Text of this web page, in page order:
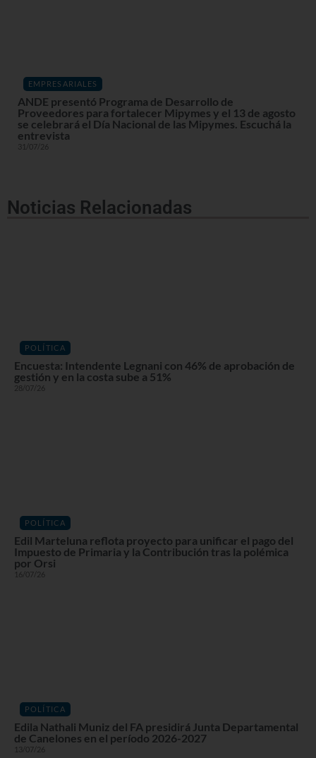
EMPRESARIALES
ANDE presentó Programa de Desarrollo de
Proveedores para fortalecer Mipymes y el 13 de agosto
se celebrará el Día Nacional de las Mipymes. Escuchá la
entrevista
31/07/26
Noticias Relacionadas
POLÍTICA
Encuesta: Intendente Legnani con 46% de aprobación de
gestión y en la costa sube a 51%
28/07/26
POLÍTICA
Edil Marteluna reflota proyecto para unificar el pago del
Impuesto de Primaria y la Contribución tras la polémica
por Orsi
16/07/26
POLÍTICA
Edila Nathali Muniz del FA presidirá Junta Departamental
de Canelones en el período 2026-2027
13/07/26